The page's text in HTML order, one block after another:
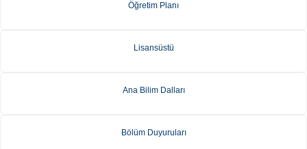
Öğretim Planı
Lisansüstü
Ana Bilim Dalları
Bölüm Duyuruları